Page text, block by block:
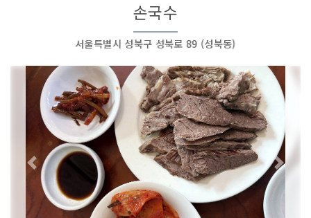
손국수
서울특별시 성북구 성북로 89 (성북동)